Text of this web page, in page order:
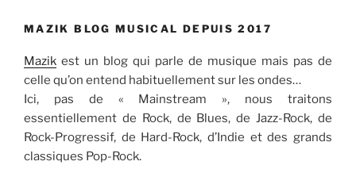
MAZIK BLOG MUSICAL DEPUIS 2017
Mazik est un blog qui parle de musique mais pas de
celle qu’on entend habituellement sur les ondes…
Ici, pas de « Mainstream », nous traitons
essentiellement de Rock, de Blues, de Jazz-Rock, de
Rock-Progressif, de Hard-Rock, d’Indie et des grands
classiques Pop-Rock.